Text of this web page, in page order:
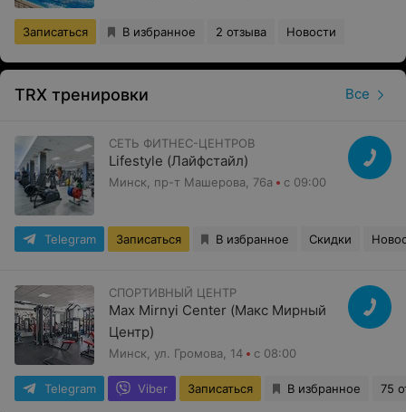
Записаться В избранное 2 отзыва Новости
TRX тренировки Все
СЕТЬ ФИТНЕС-ЦЕНТРОВ
Lifestyle (Лайфстайл)
Минск, пр-т Машерова, 76а с 09:00
Telegram Записаться В избранное Скидки
СПОРТИВНЫЙ ЦЕНТР
Max Mirnyi Center (Макс Мирный
Центр)
Минск, ул. Громова, 14 с 08:00
Telegram Viber Записаться В избранное 75